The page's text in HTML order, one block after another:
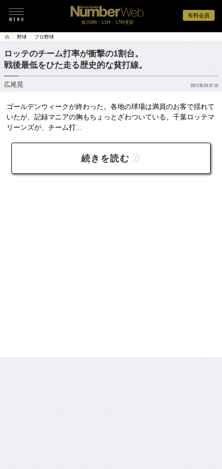
有料会員
毎日6時・11時・17時更新
野球 プロ野球
ロッテのチーム打率が衝撃の1割台。
戦後最低をひた走る歴史的な貧打線。
広尾晃 2017/05/09 07:30
ゴールデンウィークが終わった。各地の球場は満員のお客で揺れて
いたが、記録マニアの胸もちょっとざわついている。千葉ロッテマ
リーンズが、チーム打...
続きを読む